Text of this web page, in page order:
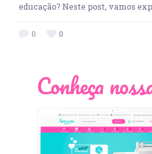
educação? Neste post, vamos
0 0
Conheça